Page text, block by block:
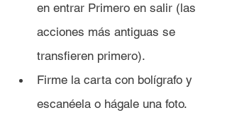
en entrar Primero en salir (las
acciones más antiguas se
transfieren primero).
Firme la carta con bolígrafo y
escanéela o hágale una foto.